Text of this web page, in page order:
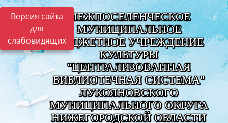
Версия сайта
для
слабовидящих
МЕЖПОСЕЛЕНЧЕСКОЕ
МУНИЦИПАЛЬНОЕ
БЮДЖЕТНОЕ УЧРЕЖДЕНИЕ
КУЛЬТУРЫ
"ЦЕНТРАЛИЗОВАННАЯ
БИБЛИОТЕЧНАЯ СИСТЕМА"
ЛУКОЯНОВСКОГО
МУНИЦИПАЛЬНОГО ОКРУГА
НИЖЕГОРОДСКОЙ ОБЛАСТИ